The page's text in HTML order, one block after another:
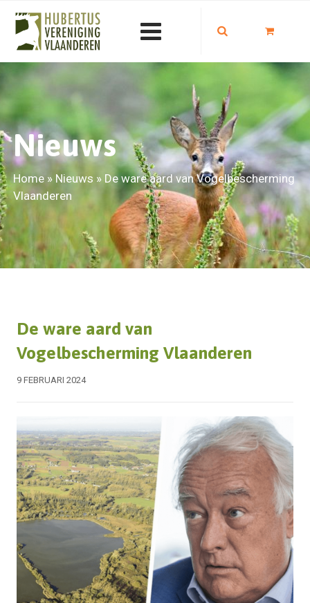
Nieuws
Home» Nieuws » De ware aard van Vogelbescherming
Vlaanderen
De ware aard van
Vogelbescherming Vlaanderen
9 FEBRUARI 2024